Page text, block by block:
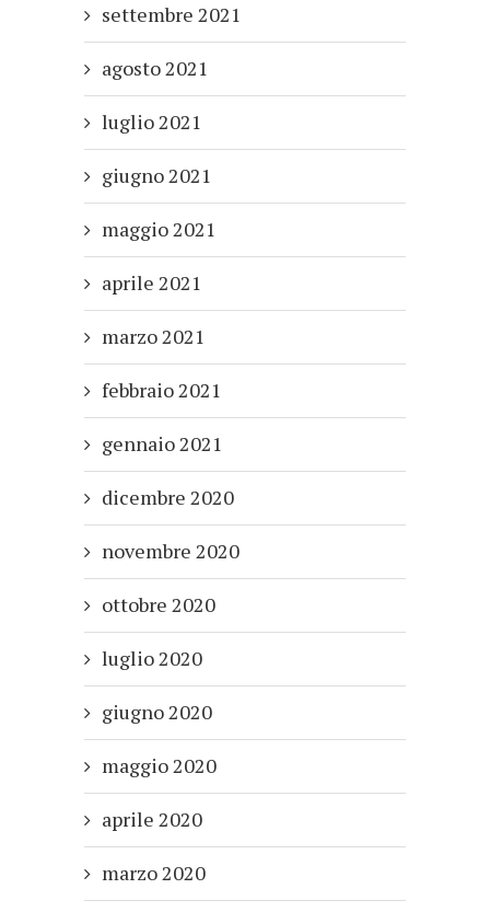
settembre 2021
agosto 2021
luglio 2021
giugno 2021
maggio 2021
aprile 2021
marzo 2021
febbraio 2021
gennaio 2021
dicembre 2020
novembre 2020
ottobre 2020
luglio 2020
giugno 2020
maggio 2020
aprile 2020
marzo 2020